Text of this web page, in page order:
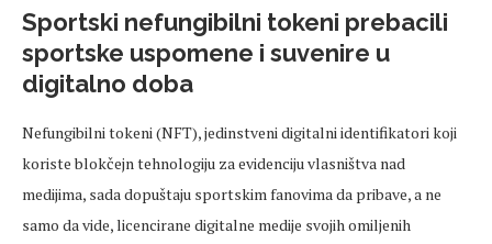
Sportski nefungibilni tokeni prebacili
sportske uspomene i suvenire u
digitalno doba
Nefungibilni tokeni (NFT), jedinstveni digitalni identifikatori koji
koriste blokčejn tehnologiju za evidenciju vlasništva nad
medijima, sada dopuštaju sportskim fanovima da pribave, a ne
samo da vide, licencirane digitalne medije svojih omiljenih